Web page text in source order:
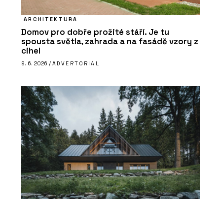
ARCHITEKTURA
Domov pro dobře prožité stáří. Je tu
spousta světla, zahrada a na fasádě vzory z
cihel
9. 6. 2026 / ADVERTORIAL